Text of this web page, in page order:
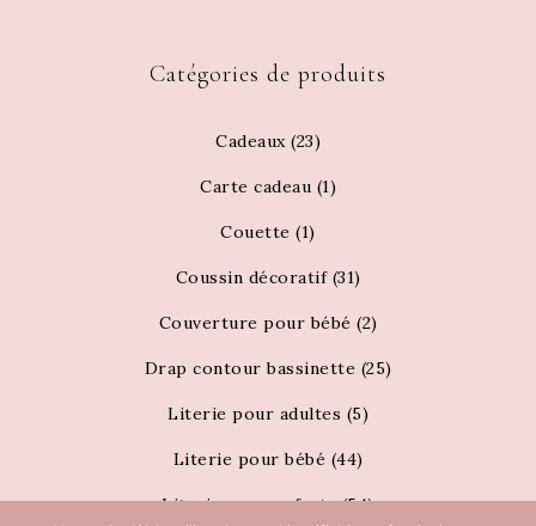
Catégories de produits
Cadeaux (23)
Carte cadeau (1)
Couette (1)
Coussin décoratif (31)
Couverture pour bébé (2)
Drap contour bassinette (25)
Literie pour adultes (5)
Literie pour bébé (44)
Literie pour enfants (54)